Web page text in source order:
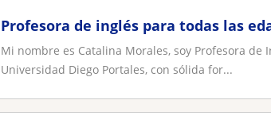
Profesora de inglés para todas las
Mi nombre es Catalina Morales, soy Profesora
Universidad Diego Portales, con sólida for...